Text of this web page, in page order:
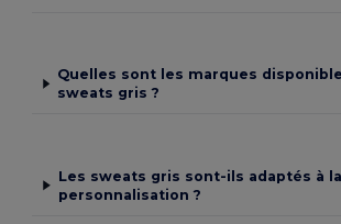
Quelles sont les marques
sweats gris ?
Les sweats gris sont-ils adaptés à la
personnalisation ?